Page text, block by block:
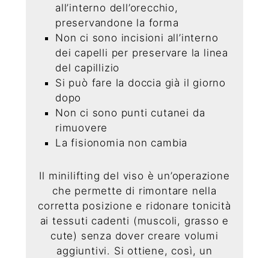
all’interno dell’orecchio,
preservandone la forma
Non ci sono incisioni all’interno
dei capelli per preservare la linea
del capillizio
Si può fare la doccia già il giorno
dopo
Non ci sono punti cutanei da
rimuovere
La fisionomia non cambia
Il minilifting del viso è un’operazione
che permette di rimontare nella
corretta posizione e ridonare tonicità
ai tessuti cadenti (muscoli, grasso e
cute) senza dover creare volumi
aggiuntivi. Si ottiene, così, un